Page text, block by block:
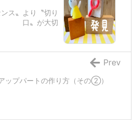
ス〟より〝切り
口〟が大切
ップパートの作り方（その②）
Prev